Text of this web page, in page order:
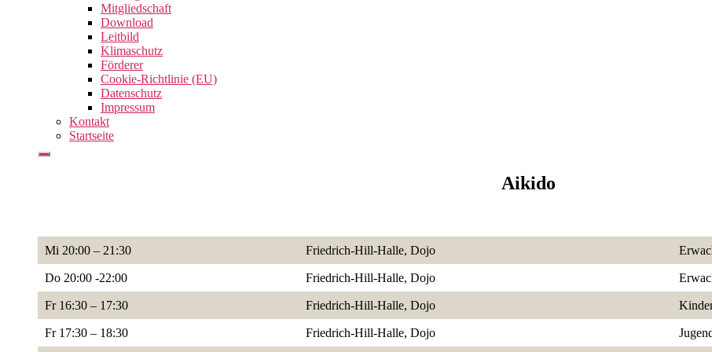
Mitgliedschaft
Download
Leitbild
Klimaschutz
Förderer
Cookie-Richtlinie (EU)
Datenschutz
Impressum
Kontakt
Startseite
Aikido
Mi 20:00 – 21:30 Friedrich-Hill-Halle, Dojo
Do 20:00 -22:00 Friedrich-Hill-Halle, Dojo
Fr 16:30 – 17:30 Friedrich-Hill-Halle, Dojo
Fr 17:30 – 18:30 Friedrich-Hill-Halle, Dojo